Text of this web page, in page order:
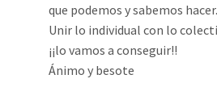
que podemos y sabemos hacer.
Unir lo individual con lo
¡¡lo vamos a conseguir!!
Ánimo y besote